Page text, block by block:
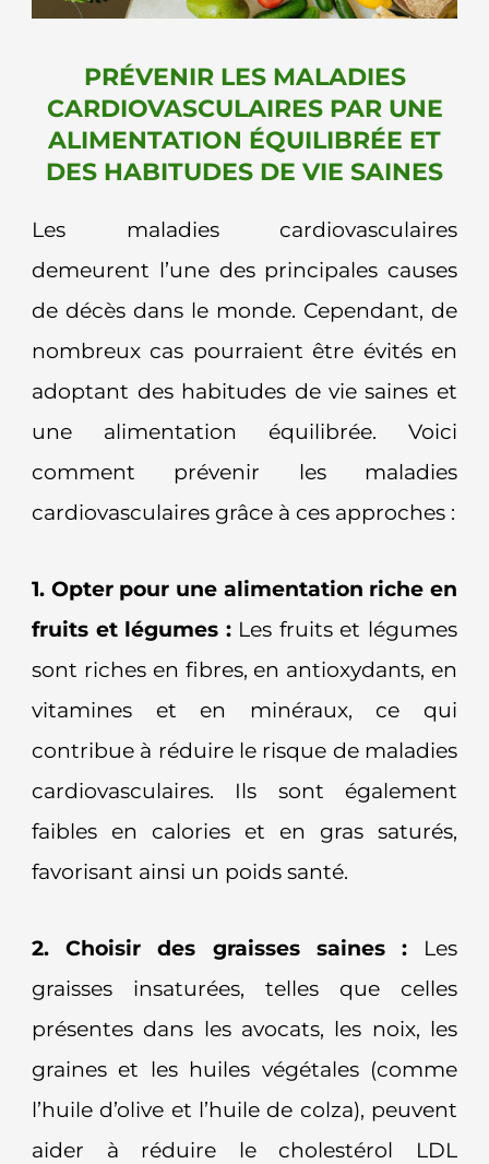
PRÉVENIR LES MALADIES
CARDIOVASCULAIRES PAR UNE
ALIMENTATION ÉQUILIBRÉE ET
DES HABITUDES DE VIE SAINES
Les maladies cardiovasculaires
demeurent l’une des principales causes
de décès dans le monde. Cependant, de
nombreux cas pourraient être évités en
adoptant des habitudes de vie saines et
une alimentation équilibrée. Voici
comment prévenir les maladies
cardiovasculaires grâce à ces approches :
1. Opter pour une alimentation riche en
fruits et légumes :Les fruits et légumes
sont riches en fibres, en antioxydants, en
vitamines et en minéraux, ce qui
contribue à réduire le risque de maladies
cardiovasculaires. Ils sont également
faibles en calories et en gras saturés,
favorisant ainsi un poids santé.
2. Choisir des graisses saines :Les
graisses insaturées, telles que celles
présentes dans les avocats, les noix, les
graines et les huiles végétales (comme
l’huile d’olive et l’huile de colza), peuvent
aider à réduire le cholestérol LDL